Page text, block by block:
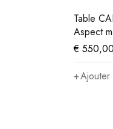
Table
Aspect
€ 550,00
Ajouter